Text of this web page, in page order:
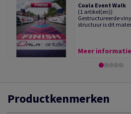
Coala Event Walk
(1 artikel(en))
Gestructureerde
structuur is dit
Meer informatie
Productkenmerken